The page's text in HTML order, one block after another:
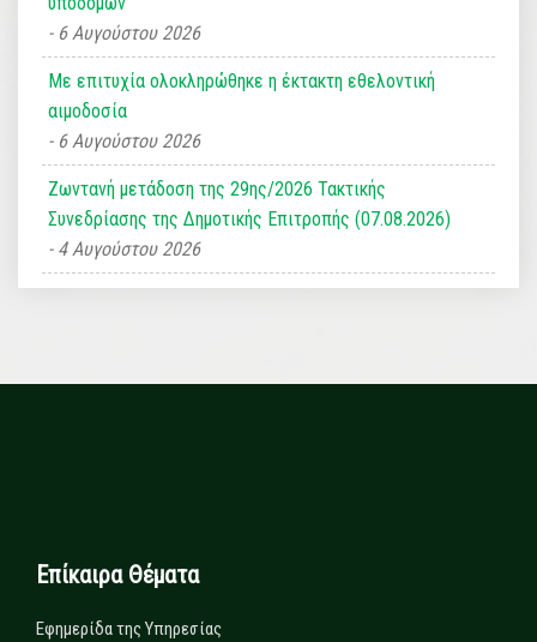
6 Αυγούστου 2026
Με επιτυχία ολοκληρώθηκε η έκτακτη εθελοντική
αιμοδοσία
6 Αυγούστου 2026
Ζωντανή μετάδοση της 29ης/2026 Τακτικής
Συνεδρίασης της Δημοτικής Επιτροπής (07.08.2026)
4 Αυγούστου 2026
Επίκαιρα Θέματα
Εφημερίδα της Υπηρεσίας